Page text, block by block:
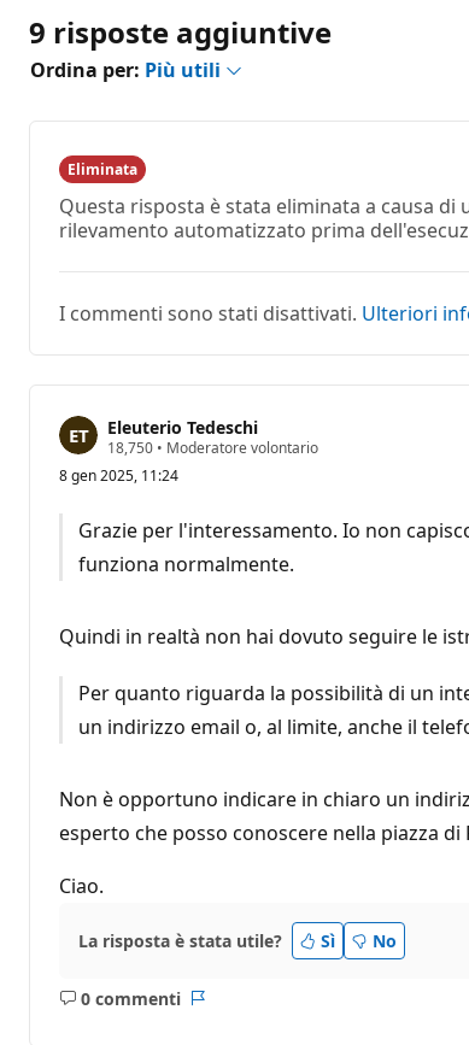
9 risposte aggiuntive
Ordina per: Più utili
Eliminata
Questa risposta è stata eliminata a causa
rilevamento automatizzato prima
I commenti sono stati disattivati. Ulteriori
Eleuterio Tedeschi
18,750 P
n
d
r
t
i
n
• Moderatore volontario
8 gen 2025, 11:24
Grazie per l'interessamento. Io non
funziona normalmente.
Quindi in realtà non hai dovuto seguire le
Per quanto riguarda la possibilità di un
un indirizzo email o, al limite, anche il
Non è opportuno indicare in chiaro un
esperto che posso conoscere nella piazza
Ciao.
La risposta è stata utile? Sì No
0 commenti
Nessun